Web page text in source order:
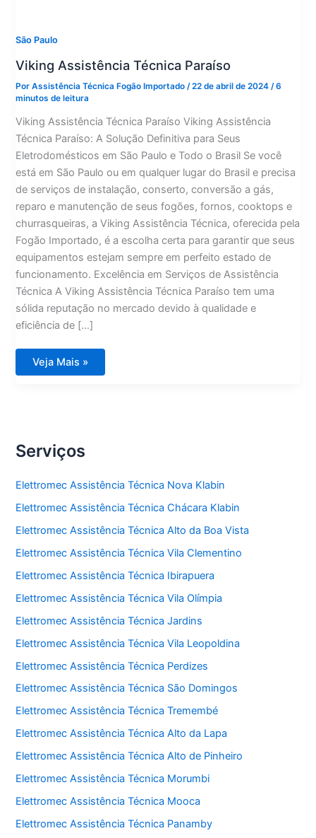
São Paulo
Viking Assistência Técnica Paraíso
PorAssistência Técnica Fogão Importado /22 de abril de 2024 /6
minutos de leitura
Viking Assistência Técnica Paraíso Viking Assistência
Técnica Paraíso: A Solução Definitiva para Seus
Eletrodomésticos em São Paulo e Todo o Brasil Se você
está em São Paulo ou em qualquer lugar do Brasil e precisa
de serviços de instalação, conserto, conversão a gás,
reparo e manutenção de seus fogões, fornos, cooktops e
churrasqueiras, a Viking Assistência Técnica, oferecida pela
Fogão Importado, é a escolha certa para garantir que seus
equipamentos estejam sempre em perfeito estado de
funcionamento. Excelência em Serviços de Assistência
Técnica A Viking Assistência Técnica Paraíso tem uma
sólida reputação no mercado devido à qualidade e
eficiência de […]
Viking
Assistência
Veja Mais »
Serviços
Elettromec Assistência Técnica Nova Klabin
Elettromec Assistência Técnica Chácara Klabin
Elettromec Assistência Técnica Alto da Boa Vista
Elettromec Assistência Técnica Vila Clementino
Elettromec Assistência Técnica Ibirapuera
Elettromec Assistência Técnica Vila Olímpia
Elettromec Assistência Técnica Jardins
Elettromec Assistência Técnica Vila Leopoldina
Elettromec Assistência Técnica Perdizes
Elettromec Assistência Técnica São Domingos
Elettromec Assistência Técnica Tremembé
Elettromec Assistência Técnica Alto da Lapa
Elettromec Assistência Técnica Alto de Pinheiro
Elettromec Assistência Técnica Morumbi
Elettromec Assistência Técnica Mooca
Elettromec Assistência Técnica Panamby